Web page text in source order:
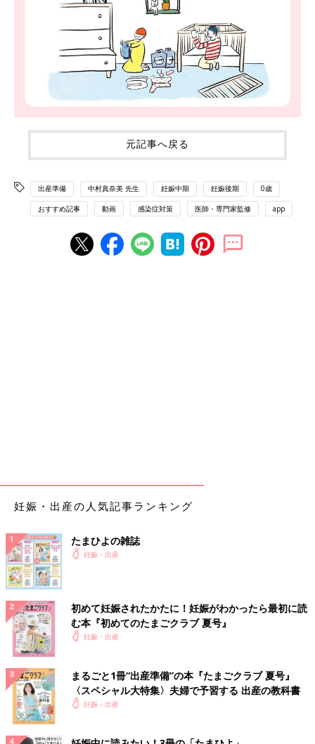
元記事へ戻る
出産準備 中村真奈美 先生 妊娠中期 妊娠後期 0歳
おすすめ記事 動画 感染症対策 医師・専門家監修 app
妊娠・出産の人気記事ランキング
たまひよの雑誌
妊娠・出産
初めて妊娠されたかたに！妊娠がわかったら最初に読
む本『初めてのたまごクラブ 夏号』
妊娠・出産
まるごと1冊“出産準備”の本『たまごクラブ 夏号』
〈スペシャル大特集〉夫婦で予習する 出産の教科書
妊娠・出産